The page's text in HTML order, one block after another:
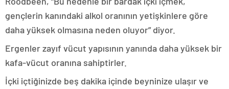
gençlerin kanındaki alkol oranının yetişkinlere göre
daha yüksek olmasına neden oluyor” diyor.
Ergenler zayıf vücut yapısının yanında daha yüksek bir
kafa-vücut oranına sahiptirler.
İçki içtiğinizde beş dakika içinde beyninize ulaşır ve